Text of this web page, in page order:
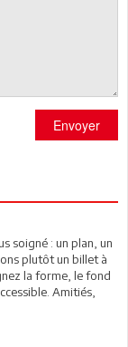
Envoyer
soigné : un plan, un
plutôt un billet à
la forme, le fond
Amitiés,